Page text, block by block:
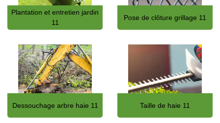
Plantation et entretien jardin
11
Pose de clôture grillage 11
Dessouchage arbre haie 11 Taille de haie 11